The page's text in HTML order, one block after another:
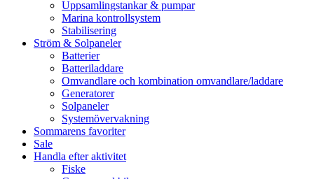
Uppsamlingstankar & pumpar
Marina kontrollsystem
Stabilisering
Ström & Solpaneler
Batterier
Batteriladdare
Omvandlare och kombination omvandlare/laddare
Generatorer
Solpaneler
Systemövervakning
Sommarens favoriter
Sale
Handla efter aktivitet
Fiske